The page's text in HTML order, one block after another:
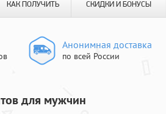
КАК ПОЛУЧИТЬ СКИДКИ И БОНУСЫ
Анонимная доставка
по всей России
для мужчин